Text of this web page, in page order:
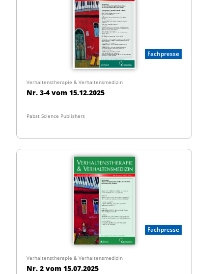
Fachpresse
Verhaltenstherapie & Verhaltensmedizin
Nr. 3-4 vom 15.12.2025
Pabst Science Publishers
Fachpresse
Verhaltenstherapie & Verhaltensmedizin
Nr. 2 vom 15.07.2025